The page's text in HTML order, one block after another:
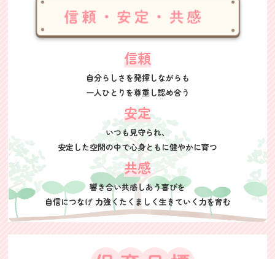
信頼
自分らしさを発揮しながらも
一人ひとりを尊重し認め合う
安定
いつも見守られ、
安定した空間の中で心身ともに健やかに育つ
共感
響き合い共感しあう喜びを
自信につなげ力強くたくましく 生きていく力を育む